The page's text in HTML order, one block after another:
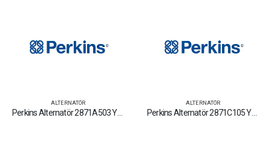
ALTERNATÖR
Perkins Alternatör 2871A503 Yedek Parça Fiyat Tamir Bakım Satan Firmalar
ALTERNATÖR
Perkins Alternatör 2871C105 Yedek Parça Fiyat Tamir Bakım Satan Firmalar